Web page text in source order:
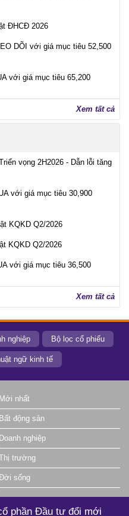
ĐHCĐ 2026
DÕI với giá mục tiêu 52,500
với giá mục tiêu 65,200
Xem tất cả
vọng 2H2026 - Dẫn lỗi tăng
với giá mục tiêu 30,900
KQKD Q2/2026
KQKD Q2/2026
với giá mục tiêu 36,500
Xem tất cả
nghiệp Bộ lọc cổ phiếu
ngữ kinh tế
Mới nhất
Bất động sản
Doanh nghiệp
trường
sống
phần Đầu tư đổi mới